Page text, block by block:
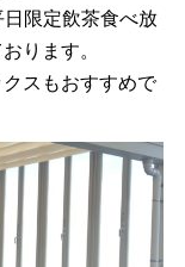
限定飲茶食べ放
ります。
スもおすすめで